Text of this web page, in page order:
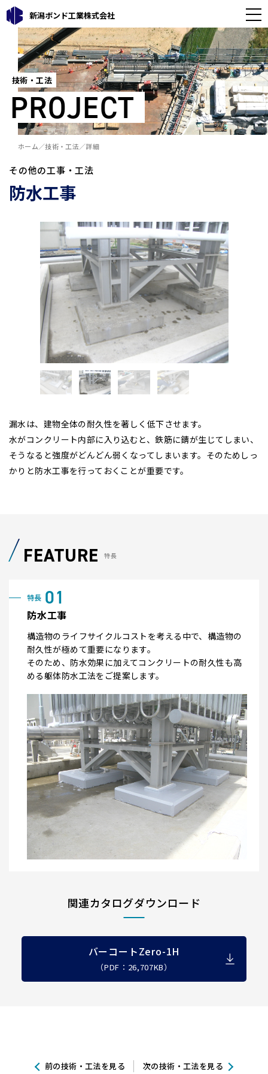
新潟ボンド工業株式会社
技術・工法
PROJECT
ホーム 技術・工法 詳細
その他の工事・工法
防水工事
漏水は、建物全体の耐久性を著しく低下させます。
水がコンクリート内部に入り込むと、鉄筋に錆が生じてしまい、
そうなると強度がどんどん弱くなってしまいます。そのためしっ
かりと防水工事を行っておくことが重要です。
FEATURE 特長
防水工事
構造物のライフサイクルコストを考える中で、構造物の
耐久性が極めて重要になります。
そのため、防水効果に加えてコンクリートの耐久性も高
める躯体防水工法をご提案します。
関連カタログダウンロード
バーコートZero-1H
（PDF：26,707KB）
前の技術・工法を見る 次の技術・工法を見る